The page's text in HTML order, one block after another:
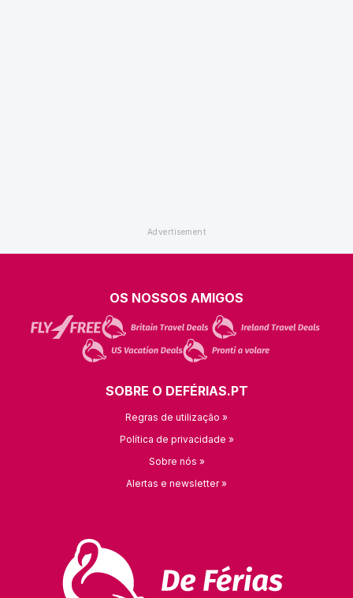
OS NOSSOS AMIGOS
SOBRE O DEFÉRIAS.PT
Regras de utilização »
Política de privacidade »
Sobre nós »
Alertas e newsletter »